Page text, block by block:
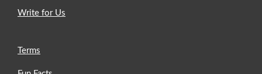
Write for Us
Terms